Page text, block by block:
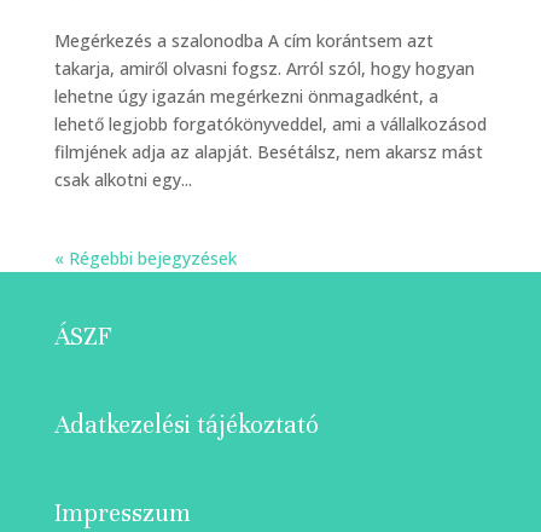
Megérkezés a szalonodba A cím korántsem azt
takarja, amiről olvasni fogsz. Arról szól, hogy hogyan
lehetne úgy igazán megérkezni önmagadként, a
lehető legjobb forgatókönyveddel, ami a vállalkozásod
filmjének adja az alapját. Besétálsz, nem akarsz mást
csak alkotni egy...
« Régebbi bejegyzések
ÁSZF
Adatkezelési tájékoztató
Impresszum